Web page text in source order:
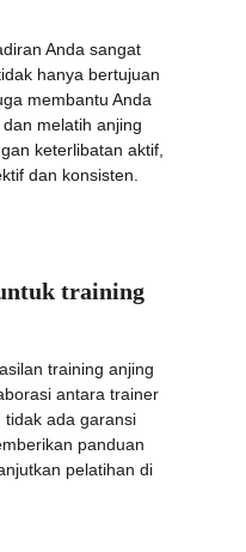
Anda sangat
hanya bertujuan
membantu Anda
melatih anjing
keterlibatan aktif,
dan konsisten.
training
training anjing
antara trainer
tidak ada garansi
panduan
pelatihan di